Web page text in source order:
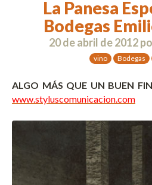
La Panesa
Bodegas
20 de abril de 2012
vino Bodegas
ALGO MÁS QUE UN BUEN
www.styluscomunicacion.com